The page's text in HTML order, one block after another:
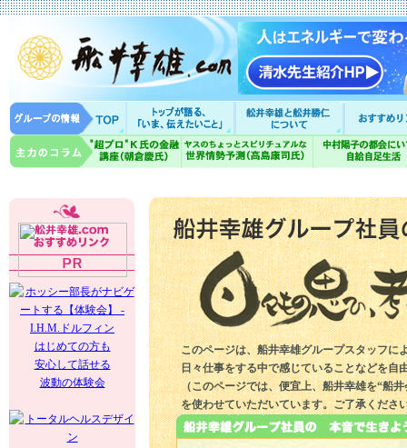
はじめての方も
安心して話せる
波動の体験会
このページは、船井幸雄グループスタッフに
日々仕事をする中で感じていることなどを自
（このページでは、便宜上、船井幸雄を“船
を使わせていただいています。ご了承くださ